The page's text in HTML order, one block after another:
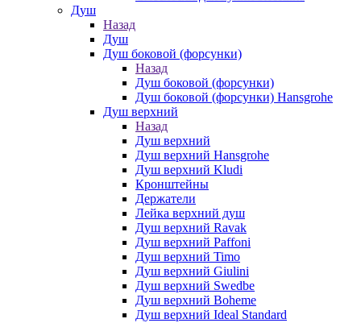
Душ
Назад
Душ
Душ боковой (форсунки)
Назад
Душ боковой (форсунки)
Душ боковой (форсунки) Hansgrohe
Душ верхний
Назад
Душ верхний
Душ верхний Hansgrohe
Душ верхний Kludi
Кронштейны
Держатели
Лейка верхний душ
Душ верхний Ravak
Душ верхний Paffoni
Душ верхний Timo
Душ верхний Giulini
Душ верхний Swedbe
Душ верхний Boheme
Душ верхний Ideal Standard